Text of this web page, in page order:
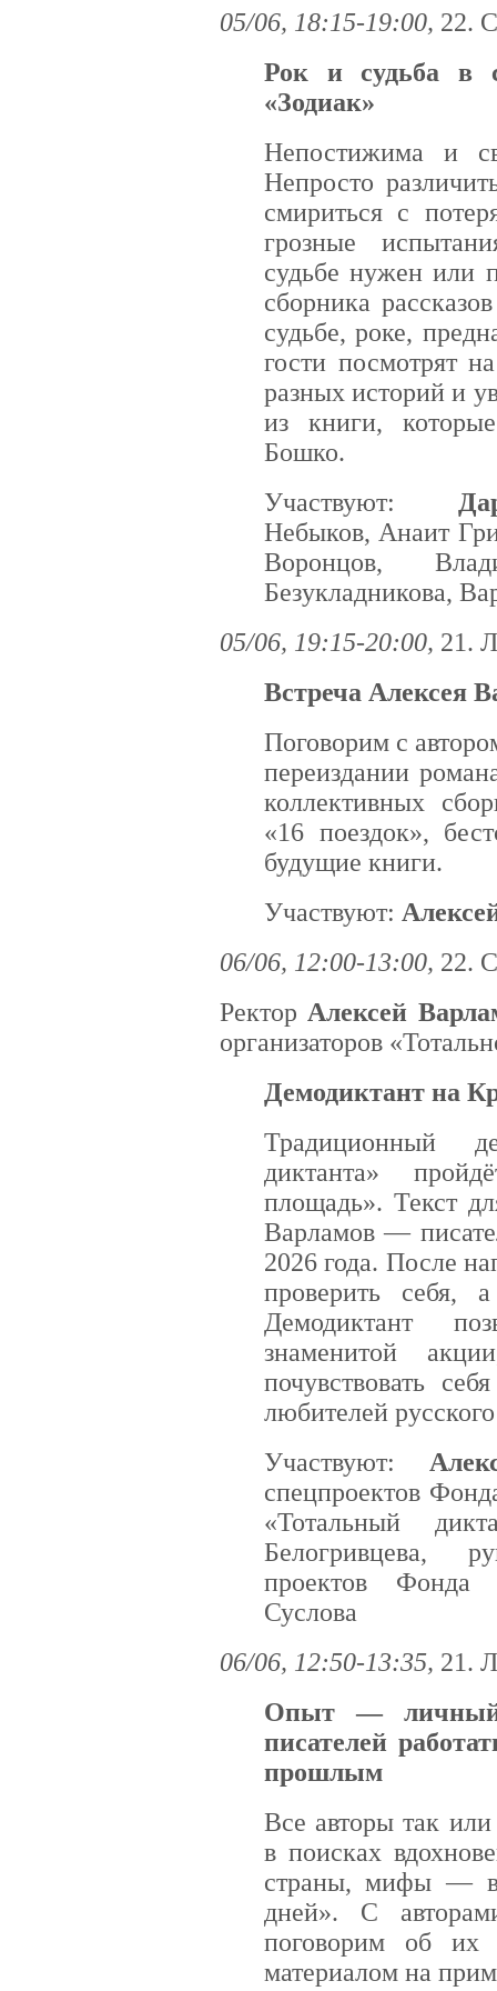
05/06, 18:15-19:00, 22.
Рок и судьба в
«Зодиак»
Непостижима и
Непросто
смириться с
грозные
судьбе нужен или
сборника
судьбе, роке,
гости посмотрят
разных историй и
из книги,
Бошко.
Участвуют:
Небыков, Анаит
Воронцов,
Безукладникова,
05/06, 19:15-20:00, 21.
Встреча Алексея
Поговорим с
переиздании
коллективных
«16 поездок»,
будущие книги.
Участвуют:
06/06, 12:00-13:00, 22.
Ректор Алексей
организаторов
Демодиктант на
Традиционный
диктанта»
площадь». Текст
Варламов —
2026 года. После
проверить себя,
Демодиктант
знаменитой
почувствовать
любителей
Участвуют:
спецпроектов
«Тотальный
Белогривцева,
проектов Фонда
Суслова
06/06, 12:50-13:35, 21.
Опыт —
писателей
прошлым
Все авторы так
в поисках
страны, мифы —
дней». С
поговорим об их
материалом на